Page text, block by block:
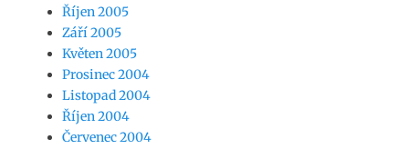
Říjen 2005
Září 2005
Květen 2005
Prosinec 2004
Listopad 2004
Říjen 2004
Červenec 2004